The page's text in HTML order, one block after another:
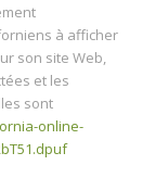
à afficher
son site Web,
et les
sont
online-